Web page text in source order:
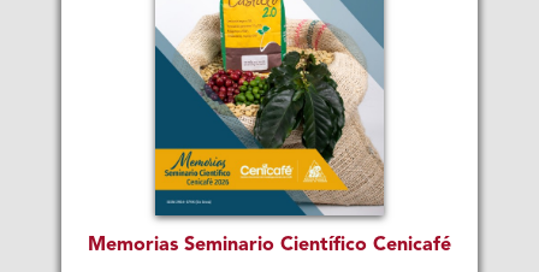
Memorias Seminario Científico Cenicafé